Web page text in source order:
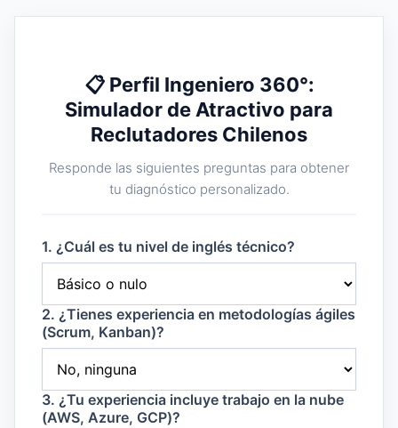
📋 Perfil Ingeniero 360°:
Simulador de Atractivo para
Reclutadores Chilenos
Responde las siguientes preguntas para obtener
tu diagnóstico personalizado.
1. ¿Cuál es tu nivel de inglés técnico?
2. ¿Tienes experiencia en metodologías ágiles
(Scrum, Kanban)?
3. ¿Tu experiencia incluye trabajo en la nube
(AWS, Azure, GCP)?